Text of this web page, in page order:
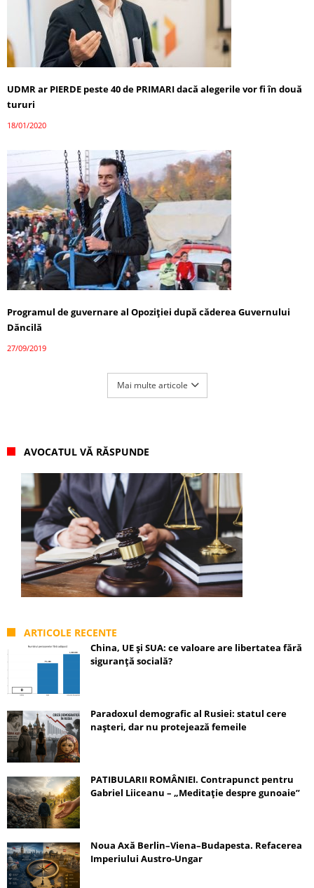
UDMR ar PIERDE peste 40 de PRIMARI dacă alegerile vor fi în două
tururi
18/01/2020
Programul de guvernare al Opoziției după căderea Guvernului
Dăncilă
27/09/2019
Mai multe articole
AVOCATUL VĂ RĂSPUNDE
ARTICOLE RECENTE
China, UE și SUA: ce valoare are libertatea fără
siguranță socială?
Paradoxul demografic al Rusiei: statul cere
nașteri, dar nu protejează femeile
PATIBULARII ROMÂNIEI. Contrapunct pentru
Gabriel Liiceanu – „Meditație despre gunoaie”
Noua Axă Berlin–Viena–Budapesta. Refacerea
Imperiului Austro-Ungar